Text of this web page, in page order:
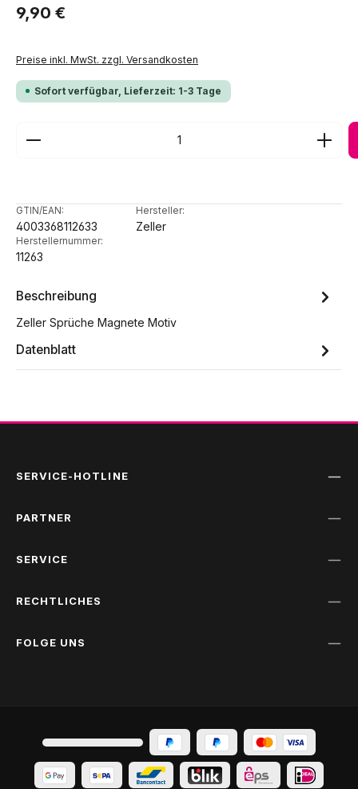
Regulärer Preis:
9,90 €
Preise inkl. MwSt. zzgl. Versandkosten
Sofort verfügbar, Lieferzeit: 1-3 Tage
Produkt Anzahl: Gib den gewünschten Wert ein
GTIN/EAN:
4003368112633
Hersteller:
Zeller
Herstellernummer:
11263
Beschreibung
Zeller Sprüche Magnete Motiv
Datenblatt
SERVICE-HOTLINE
PARTNER
SERVICE
RECHTLICHES
FOLGE UNS